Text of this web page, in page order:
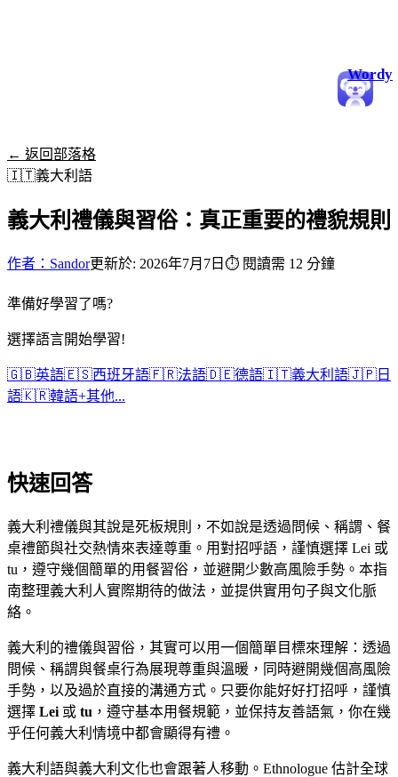
Wordy
← 返回部落格
🇮🇹義大利語
義大利禮儀與習俗：真正重要的禮貌規則
作者：Sandor更新於: 2026年7月7日 ⏱ 閱讀需 12 分鐘
準備好學習了嗎?
選擇語言開始學習!
🇬🇧英語🇪🇸西班牙語🇫🇷法語🇩🇪德語🇮🇹義大利語🇯🇵 日
語🇰🇷韓語+其他...
快速回答
義大利禮儀與其說是死板規則，不如說是透過問候、稱謂、餐
桌禮節與社交熱情來表達尊重。用對招呼語，謹慎選擇 Lei 或
tu，遵守幾個簡單的用餐習俗，並避開少數高風險手勢。本指
南整理義大利人實際期待的做法，並提供實用句子與文化脈
絡。
義大利的禮儀與習俗，其實可以用一個簡單目標來理解：透過
問候、稱謂與餐桌行為展現尊重與溫暖，同時避開幾個高風險
手勢，以及過於直接的溝通方式。只要你能好好打招呼，謹慎
選擇 Lei 或 tu ，遵守基本用餐規範，並保持友善語氣，你在幾
乎任何義大利情境中都會顯得有禮。
義大利語與義大利文化也會跟著人移動。Ethnologue 估計全球